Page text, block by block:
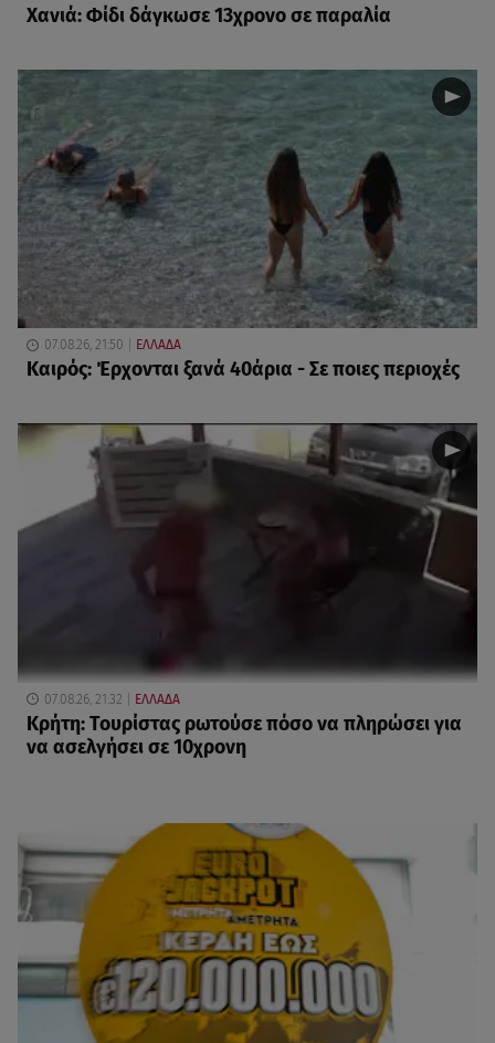
Χανιά: Φίδι δάγκωσε 13χρονο σε παραλία
07.08.26, 21:50 ΕΛΛΑΔΑ
Καιρός: Έρχονται ξανά 40άρια - Σε ποιες περιοχές
07.08.26, 21:32 ΕΛΛΑΔΑ
Κρήτη: Τουρίστας ρωτούσε πόσο να πληρώσει για
να ασελγήσει σε 10χρονη